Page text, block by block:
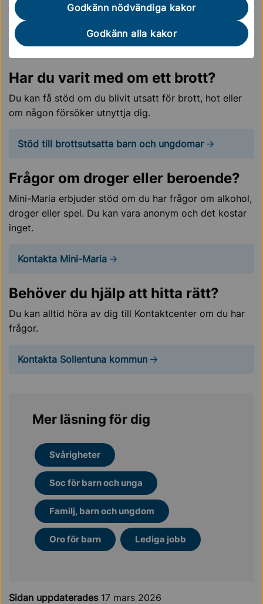
Godkänn nödvändiga kakor
Godkänn alla kakor
Läs om vilket stöd du kan få om du saknar
gymnasieplats
Har du varit med om ett brott?
Du kan få stöd om du blivit utsatt för brott, hot eller
om någon försöker utnyttja dig.
Stöd till brottsutsatta barn och ungdomar
Frågor om droger eller beroende?
Mini-Maria erbjuder stöd om du har frågor om alkohol,
droger eller spel. Du kan vara anonym och det kostar
inget.
Kontakta Mini-Maria
Behöver du hjälp att hitta rätt?
Du kan alltid höra av dig till Kontaktcenter om du har
frågor.
Kontakta Sollentuna kommun
Mer läsning för dig
Svårigheter
Soc för barn och unga
Familj, barn och ungdom
Oro för barn Lediga jobb
Sidan uppdaterades 17 mars 2026